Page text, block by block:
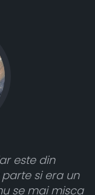
și
din spate.
nu a